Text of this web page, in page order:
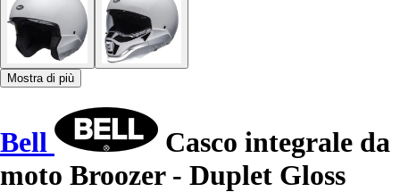
Mostra di più
Bell
Casco integrale da
moto Broozer - Duplet Gloss